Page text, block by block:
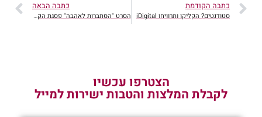
כתבה הקודמת
סטודנטים? הקליקו ותרוויחו iDigital
כתבה הבאה
הסרט "הסתברות לאהבה" פסגת הקולנוע הישראלי
הצטרפו עכשיו
לקבלת המלצות והטבות ישירות למייל